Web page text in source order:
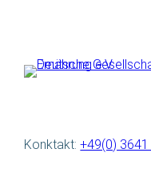
Konktakt:+49(0)